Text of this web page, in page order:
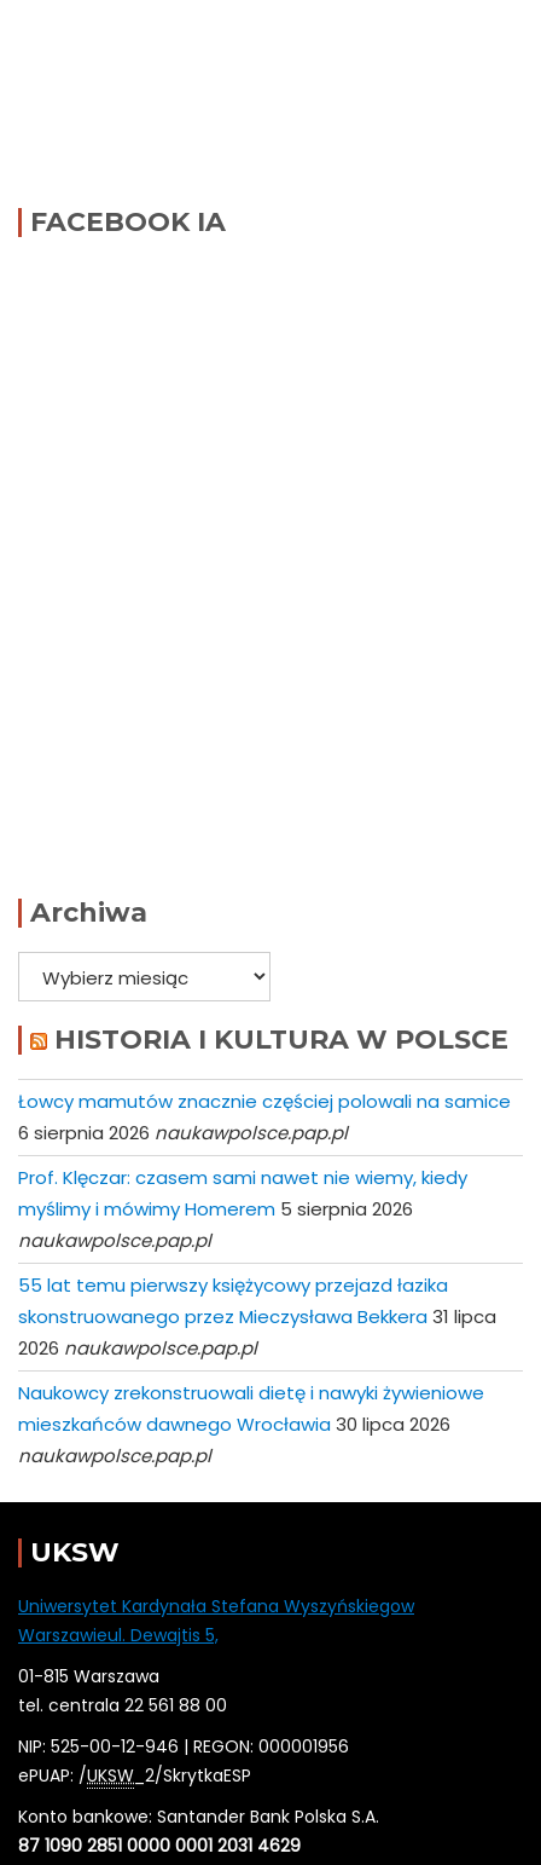
FACEBOOK IA
Archiwa
Archiwa
HISTORIA I KULTURA W POLSCE
Łowcy mamutów znacznie częściej polowali na samice
6 sierpnia 2026 naukawpolsce.pap.pl
Prof. Klęczar: czasem sami nawet nie wiemy, kiedy
myślimy i mówimy Homerem 5 sierpnia 2026
naukawpolsce.pap.pl
55 lat temu pierwszy księżycowy przejazd łazika
skonstruowanego przez Mieczysława Bekkera31 lipca
2026 naukawpolsce.pap.pl
Naukowcy zrekonstruowali dietę i nawyki żywieniowe
mieszkańców dawnego Wrocławia30 lipca 2026
naukawpolsce.pap.pl
UKSW
Uniwersytet Kardynała Stefana Wyszyńskiegow
Warszawieul. Dewajtis 5,
01-815 Warszawa
tel. centrala 22 561 88 00
NIP: 525-00-12-946 | REGON: 000001956
ePUAP: /UKSW _2/SkrytkaESP
Konto bankowe: Santander Bank Polska S.A.
87 1090 2851 0000 0001 2031 4629